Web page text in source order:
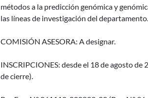
métodos a la predicción genómica y
las líneas de investigación del departamento.
COMISIÓN ASESORA: A designar.
INSCRIPCIONES: desde el 18 de agosto
de cierre).